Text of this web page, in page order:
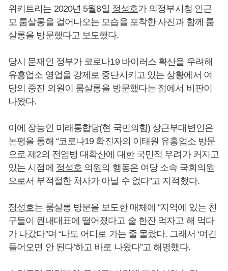
위키트리는 2020년 5월8일 정성호가 의정부시청 인근
모 룸살롱을 걸어나오는 모습을 포착한 사진과 함께 룸
살롱을 방문했다고 보도했다.
당시 문재인 정부가 코로나19 바이러스 확산을 우려해
유흥업소 영업을 강제로 중단시키고 있는 상황에서 여
당의 중진 의원이 룸살롱을 방문했다는 점에서 비판이
나왔다.
이에 장능인 미래통합당(현 국민의힘) 상근부대변인은
논평을 통해 “코로나19 확진자의 이태원 유흥업소 방문
으로 제2의 전염병 대확산에 대한 국민적 우려가 커지고
있는 시점에 정성호 의원의 행동은 여당 소속 국회의원
으로서 부적절한 처사가 아닐 수 없다”고 지적했다.
정성호는 룸살롱 방문을 보도한 매체에 “지역에 있는 친
구들이 원내대표에 떨어졌다고 술 한잔 먹자고 해 먹다
가 나갔다”며 “나도 어디로 가는 줄 몰랐다. 그래서 ‘여긴
들어오면 안 된다’하고 바로 나왔다”고 해명했다.